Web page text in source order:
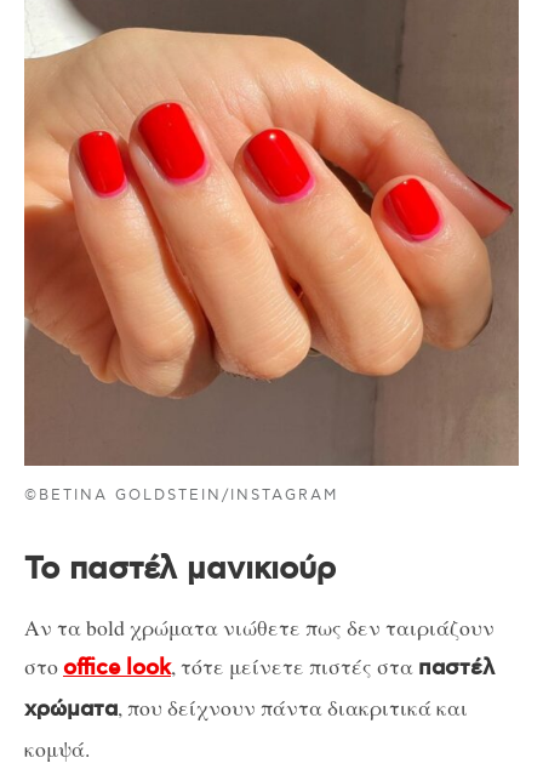
©BETINA GOLDSTEIN/INSTAGRAM
Το παστέλ μανικιούρ
Αν τα bold χρώματα νιώθετε πως δεν ταιριάζουν
στοoffice look, τότε μείνετε πιστές στα παστέλ
χρώματα, που δείχνουν πάντα διακριτικά και
κομψά.